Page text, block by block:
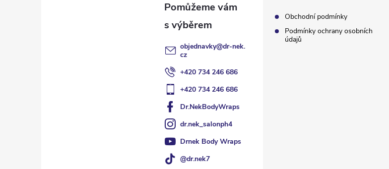
objednavky@dr-nek.
cz
+420 734 246 686
+420 734 246 686
Dr.NekBodyWraps
dr.nek_salonph4
Drnek Body Wraps
@dr.nek7
Obchodní podmínky
Podmínky ochrany osobních
údajů